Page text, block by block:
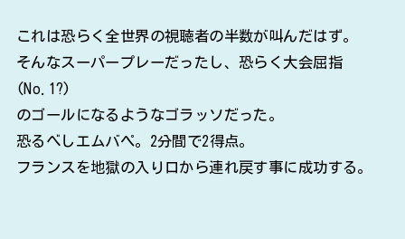
これは恐らく全世界の視聴者の半数が叫んだはず。
そんなスーパープレーだったし、恐らく大会屈指
(No.1?)
のゴールになるようなゴラッソだった。
恐るべしエムバペ。2分間で2得点。
フランスを地獄の入り口から連れ戻す事に成功する。